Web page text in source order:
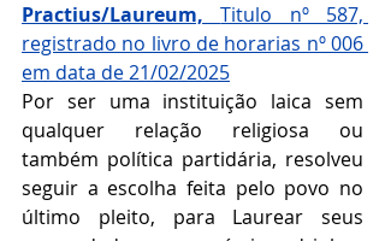
Practius/Laureum, Titulo nº 587,
registrado no livro de horarias nº 006
em data de 21/02/2025
Por ser uma instituição laica sem
qualquer relação religiosa ou
também política partidária, resolveu
seguir a escolha feita pelo povo no
último pleito, para Laurear seus